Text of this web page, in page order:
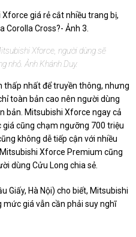
Xforce, người dùng sẽ
nhỏ. Ảnh Khánh Duy.
thấp nhất để truyền thông, nhưng
toàn bản cao nên người dùng
bản. Mitsubishi Xforce ngay cả
cũng chạm ngưỡng 700 triệu
không dễ tiếp cận với nhiều
Xforce Premium cũng
dùng Cửu Long chia sẻ.
Giấy, Hà Nội) cho biết, Mitsubishi
mức giá vẫn cần phải suy nghĩ